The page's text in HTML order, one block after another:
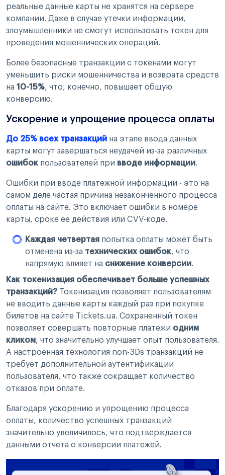
реальные данные карты не хранятся на сервере
компании. Даже в случае утечки информации,
злоумышленники не смогут использовать токен для
проведения мошеннических операций.
Более безопасные транзакции с токенами могут
уменьшить риски мошенничества и возврата средств
на 10-15%, что, конечно, повышает общую
конверсию.
Ускорение и упрощение процесса оплаты
До 25% всех транзакций на этапе ввода данных
карты могут завершаться неудачей из-за различных
ошибок пользователей при вводе информации.
Ошибки при вводе платежной информации - это на
самом деле частая причина незаконченного процесса
оплаты на сайте. Это включает ошибки в номере
карты, сроке ее действия или CVV-коде.
Каждая четвертая попытка оплаты может быть
отменена из-за технических ошибок, что
напрямую влияет на снижение конверсии.
Как токенизация обеспечивает больше успешных
транзакций? Токенизация позволяет пользователям
не вводить данные карты каждый раз при покупке
билетов на сайте Tickets.ua. Сохраненный токен
позволяет совершать повторные платежи одним
кликом, что значительно улучшает опыт пользователя.
А настроенная технология non-3Ds транзакций не
требует дополнительной аутентификации
пользователя, что также сокращает количество
отказов при оплате.
Благодаря ускорению и упрощению процесса
оплаты, количество успешных транзакций
значительно увеличилось, что подтверждается
данными отчета о конверсии платежей.